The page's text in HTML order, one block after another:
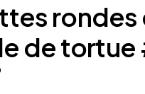
de tortue